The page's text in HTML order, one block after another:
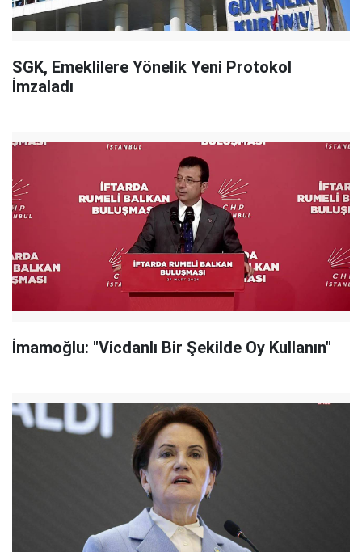
SGK, Emeklilere Yönelik Yeni Protokol
İmzaladı
İmamoğlu: "Vicdanlı Bir Şekilde Oy Kullanın"